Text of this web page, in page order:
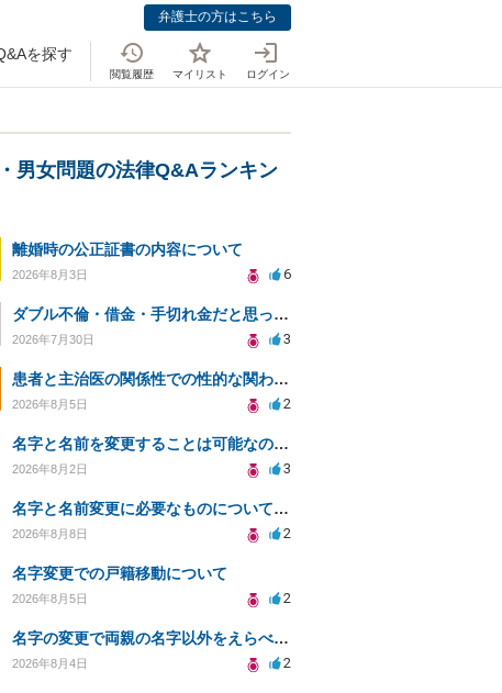
弁護士の方はこちら
を探す
閲覧履歴 マイリスト ログイン
男女問題の法律Q&Aランキン
離婚時の公正証書の内容について
2026年8月3日 6
ダブル不倫・借金・手切れ金だと思っていたお金を1年後いまさら脅迫罪として通知書が来てまとめて請求
2026年7月30日 3
患者と主治医の関係性での性的な関わりからのトラブル
2026年8月5日 2
名字と名前を変更することは可能なのか？
2026年8月2日 3
名字と名前変更に必要なものについて知りたい
2026年8月8日 2
名字変更での戸籍移動について
2026年8月5日 2
名字の変更で両親の名字以外をえらべるのか？
2026年8月4日 2